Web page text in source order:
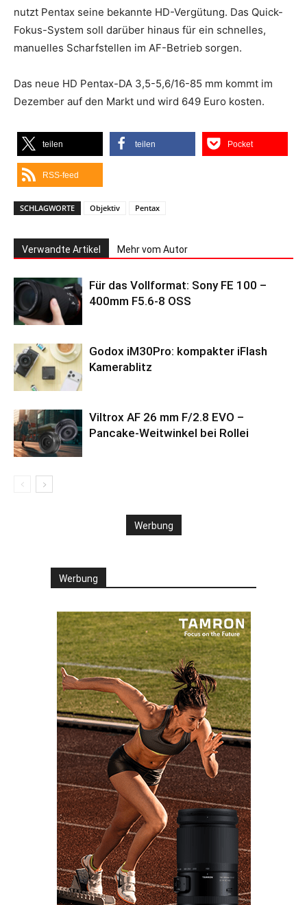
nutzt Pentax seine bekannte HD-Vergütung. Das Quick-
Fokus-System soll darüber hinaus für ein schnelles,
manuelles Scharfstellen im AF-Betrieb sorgen.
Das neue HD Pentax-DA 3,5-5,6/16-85 mm kommt im
Dezember auf den Markt und wird 649 Euro kosten.
teilen teilen Pocket
RSS-feed
SCHLAGWORTE Objektiv Pentax
Verwandte Artikel Mehr vom Autor
Für das Vollformat: Sony FE 100 –
400mm F5.6-8 OSS
Godox iM30Pro: kompakter iFlash
Kamerablitz
Viltrox AF 26 mm F/2.8 EVO –
Pancake-Weitwinkel bei Rollei
Werbung
Werbung